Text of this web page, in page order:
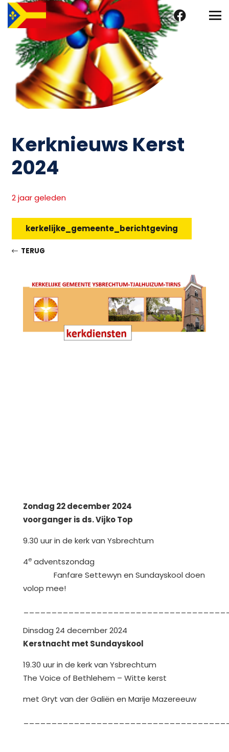
Kerknieuws Kerst
2024
2 jaar geleden
kerkelijke_gemeente_berichtgeving
TERUG
Zondag 22 december 2024
voorganger is ds. Vijko Top
9.30 uur in de kerk van Ysbrechtum
4e adventszondag
Fanfare Settewyn en Sundayskool doen
volop mee!
Dinsdag 24 december 2024
Kerstnacht met Sundayskool
19.30 uur in de kerk van Ysbrechtum
The Voice of Bethlehem – Witte kerst
met Gryt van der Galiën en Marije Mazereeuw